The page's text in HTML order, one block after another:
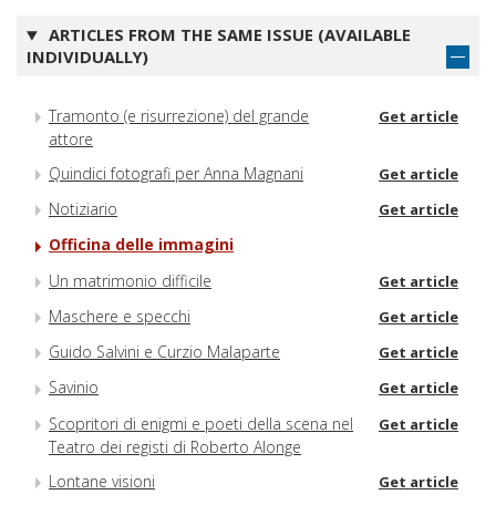
ARTICLES FROM THE SAME ISSUE (AVAILABLE
INDIVIDUALLY)
Tramonto (e risurrezione) del grande
attore
Get article
Quindici fotografi per Anna Magnani Get article
Notiziario Get article
Officina delle immagini
Un matrimonio difficile
Get article
Maschere e specchi Get article
Guido Salvini e Curzio Malaparte Get article
Savinio Get article
Scopritori di enigmi e poeti della scena nel
Teatro dei registi di Roberto Alonge
Get article
Lontane visioni Get article